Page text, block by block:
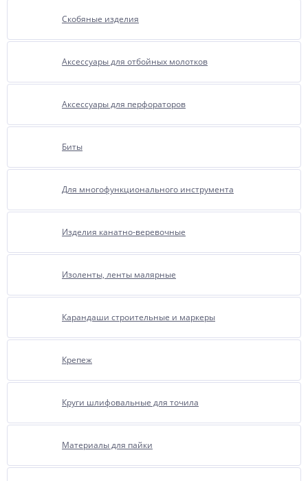
Скобяные изделия
Аксессуары для отбойных молотков
Аксессуары для перфораторов
Биты
Для многофункционального инструмента
Изделия канатно-веревочные
Изоленты, ленты малярные
Карандаши строительные и маркеры
Крепеж
Круги шлифовальные для точила
Материалы для пайки